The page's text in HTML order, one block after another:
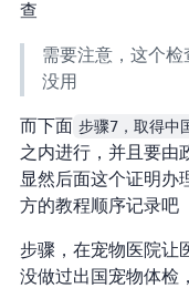
查
需要注意，这个检
没用
而下面 步骤7，取得中
之内进行，并且要由
显然后面这个证明办
方的教程顺序记录吧
步骤6，在宠物医院
没做过出国宠物体检